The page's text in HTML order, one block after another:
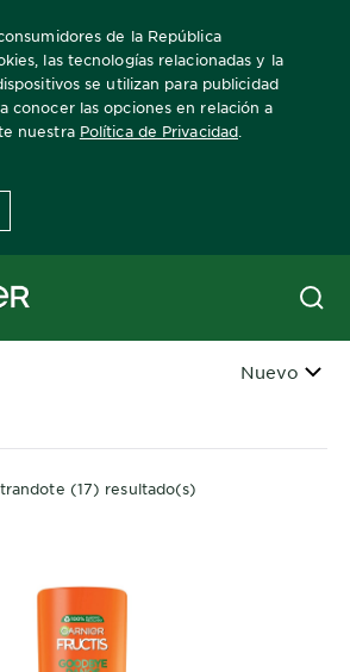
de la República
las tecnologías relacionadas y la
se utilizan para publicidad
conocer las opciones en relación a
nuestra Política de Privacidad
para pelo
Ordenar
Nuevo
(17) resultado(s)